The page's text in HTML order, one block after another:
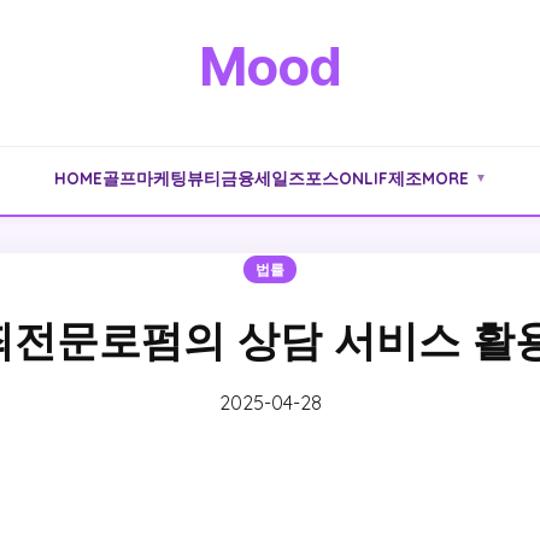
Mood
HOME골프마케팅뷰티금융세일즈포스ONLIF제조MORE ▼
법률
전문로펌의 상담 서비스 활
2025-04-28